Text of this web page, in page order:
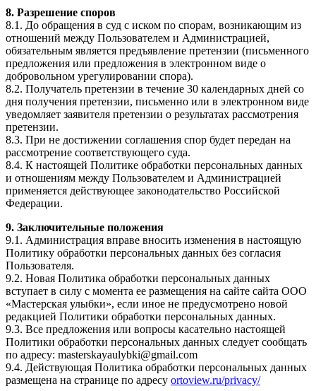
8. Разрешение споров
8.1. До обращения в суд с иском по спорам, возникающим из
отношений между Пользователем и Администрацией,
обязательным является предъявление претензии (письменного
предложения или предложения в электронном виде о
добровольном урегулировании спора).
8.2. Получатель претензии в течение 30 календарных дней со
дня получения претензии, письменно или в электронном виде
уведомляет заявителя претензии о результатах рассмотрения
претензии.
8.3. При не достижении соглашения спор будет передан на
рассмотрение соответствующего суда.
8.4. К настоящей Политике обработки персональных данных
и отношениям между Пользователем и Администрацией
применяется действующее законодательство Российской
Федерации.
9. Заключительные положения
9.1. Администрация вправе вносить изменения в настоящую
Политику обработки персональных данных без согласия
Пользователя.
9.2. Новая Политика обработки персональных данных
вступает в силу с момента ее размещения на сайте сайта ООО
«Мастерская улыбки», если иное не предусмотрено новой
редакцией Политики обработки персональных данных.
9.3. Все предложения или вопросы касательно настоящей
Политики обработки персональных данных следует сообщать
по адресу: masterskayaulybki@gmail.com
9.4. Действующая Политика обработки персональных данных
размещена на странице по адресу ortoview.ru/privacy/